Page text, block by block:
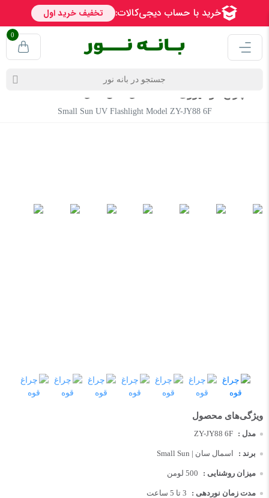
0
Small Sun UV Flashlight Model ZY-JY88 6F
مدل : ZY-JY88 6F
برند : اسمال سان | Small Sun
میزان روشنایی : 500 لومن
مدت زمان نوردهی : 3 تا 5 ساعت